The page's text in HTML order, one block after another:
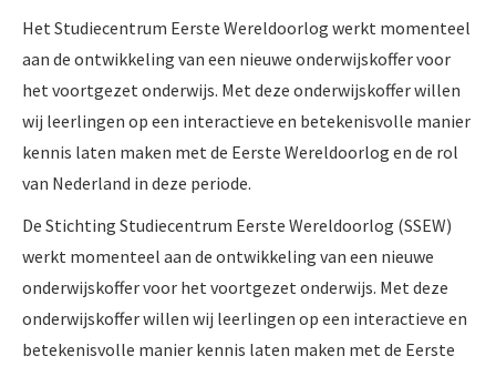
Het Studiecentrum Eerste Wereldoorlog werkt momenteel
aan de ontwikkeling van een nieuwe onderwijskoffer voor
het voortgezet onderwijs. Met deze onderwijskoffer willen
wij leerlingen op een interactieve en betekenisvolle manier
kennis laten maken met de Eerste Wereldoorlog en de rol
van Nederland in deze periode.
De Stichting Studiecentrum Eerste Wereldoorlog (SSEW)
werkt momenteel aan de ontwikkeling van een nieuwe
onderwijskoffer voor het voortgezet onderwijs. Met deze
onderwijskoffer willen wij leerlingen op een interactieve en
betekenisvolle manier kennis laten maken met de Eerste